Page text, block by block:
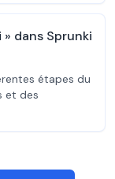
dans Sprunki
étapes du
et des